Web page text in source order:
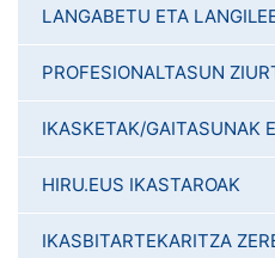
LANGABETU ETA
PROFESIONALTASUN
IKASKETAK/GAITASUNAK
HIRU.EUS IKASTAROAK
IKASBITARTEKARITZA